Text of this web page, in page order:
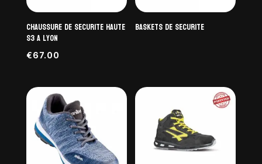
Chaussure de securite haute
S3 a Lyon
€67.00
baskets de securite